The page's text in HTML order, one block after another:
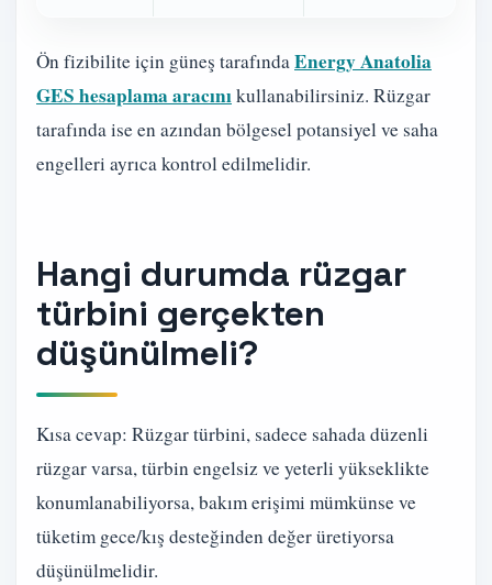
Ön fizibilite için güneş tarafında Energy Anatolia
GES hesaplama aracınıkullanabilirsiniz. Rüzgar
tarafında ise en azından bölgesel potansiyel ve saha
engelleri ayrıca kontrol edilmelidir.
Hangi durumda rüzgar
türbini gerçekten
düşünülmeli?
Kısa cevap: Rüzgar türbini, sadece sahada düzenli
rüzgar varsa, türbin engelsiz ve yeterli yükseklikte
konumlanabiliyorsa, bakım erişimi mümkünse ve
tüketim gece/kış desteğinden değer üretiyorsa
düşünülmelidir.